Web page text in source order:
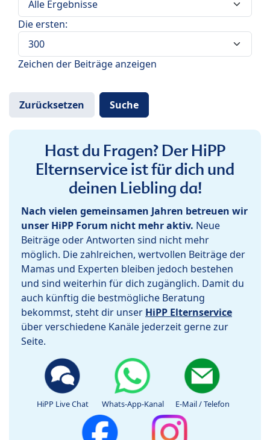
Die ersten:
Zeichen der Beiträge anzeigen
Hast du Fragen? Der HiPP
Elternservice ist für dich und
deinen Liebling da!
Nach vielen gemeinsamen Jahren betreuen wir
unser HiPP Forum nicht mehr aktiv. Neue
Beiträge oder Antworten sind nicht mehr
möglich. Die zahlreichen, wertvollen Beiträge der
Mamas und Experten bleiben jedoch bestehen
und sind weiterhin für dich zugänglich. Damit du
auch künftig die bestmögliche Beratung
bekommst, steht dir unser HiPP Elternservice
über verschiedene Kanäle jederzeit gerne zur
Seite.
HiPP Live Chat Whats-App-Kanal E-Mail / Telefon